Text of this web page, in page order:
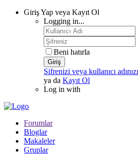
Giriş Yap veya Kayıt Ol
Logging in...
Beni hatırla
Giriş
Şifrenizi veya kullanıcı
ya da Kayıt Ol
Log in with
Forumlar
Bloglar
Makaleler
Gruplar